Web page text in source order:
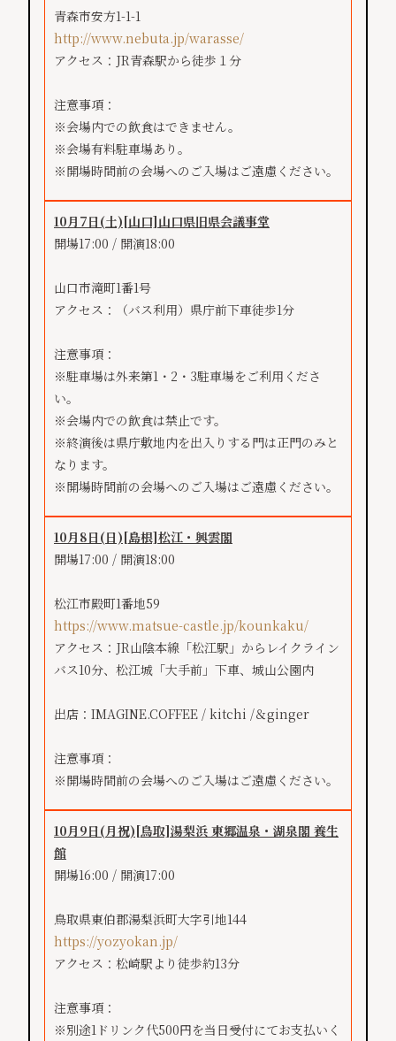
青森市安方1-1-1
http://www.nebuta.jp/warasse/
アクセス：JR青森駅から徒歩１分
注意事項：
※会場内での飲食はできません。
※会場有料駐車場あり。
※開場時間前の会場へのご入場はご遠慮ください。
10月7日(土)[山口]山口県旧県会議事堂
開場17:00 / 開演18:00
山口市滝町1番1号
アクセス：（バス利用）県庁前下車徒歩1分
注意事項：
※駐車場は外来第1・2・3駐車場をご利用くださ
い。
※会場内での飲食は禁止です。
※終演後は県庁敷地内を出入りする門は正門のみと
なります。
※開場時間前の会場へのご入場はご遠慮ください。
10月8日(日)[島根]松江・興雲閣
開場17:00 / 開演18:00
松江市殿町1番地59
https://www.matsue-castle.jp/kounkaku/
アクセス：JR山陰本線「松江駅」からレイクライン
バス10分、松江城「大手前」下車、城山公園内
出店：IMAGINE.COFFEE / kitchi /＆ginger
注意事項：
※開場時間前の会場へのご入場はご遠慮ください。
10月9日(月祝)[鳥取]湯梨浜 東郷温泉・湖泉閣 養生
館
開場16:00 / 開演17:00
鳥取県東伯郡湯梨浜町大字引地144
https://yozyokan.jp/
アクセス：松崎駅より徒歩約13分
注意事項：
※別途1ドリンク代500円を当日受付にてお支払いく